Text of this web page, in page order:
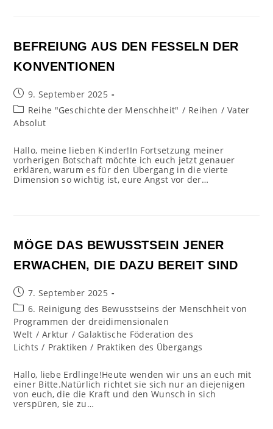
BEFREIUNG AUS DEN FESSELN DER
KONVENTIONEN
Beitrag
veröffentlicht:
9. September 2025
Beitrags-
Kategorie:
Reihe "Geschichte der Menschheit" / Reihen / Vater
Absolut
Hallo, meine lieben Kinder!In Fortsetzung meiner
vorherigen Botschaft möchte ich euch jetzt genauer
erklären, warum es für den Übergang in die vierte
Dimension so wichtig ist, eure Angst vor der…
MÖGE DAS BEWUSSTSEIN JENER
ERWACHEN, DIE DAZU BEREIT SIND
Beitrag
veröffentlicht:
7. September 2025
Beitrags-
Kategorie:
6. Reinigung des Bewusstseins der Menschheit von
Programmen der dreidimensionalen
Welt / Arktur / Galaktische Föderation des
Lichts / Praktiken / Praktiken des Übergangs
Hallo, liebe Erdlinge!Heute wenden wir uns an euch mit
einer Bitte.Natürlich richtet sie sich nur an diejenigen
von euch, die die Kraft und den Wunsch in sich
verspüren, sie zu…